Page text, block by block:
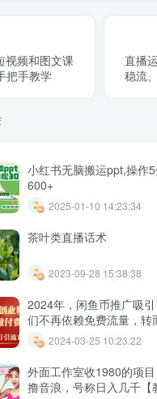
视频和图文课
把手教学
直播
稳流
小红书无脑搬运ppt,操作
600+
2025-01-10 14:23:34
茶叶类直播话术
2023-09-28 15:38:38
2024年，闲鱼币推广吸
们不再依赖免费流量，转
量，每天可以获得100+的
2024-03-25 10:23:22
外面工作室收1980的项
撸音浪，号称日入几千【